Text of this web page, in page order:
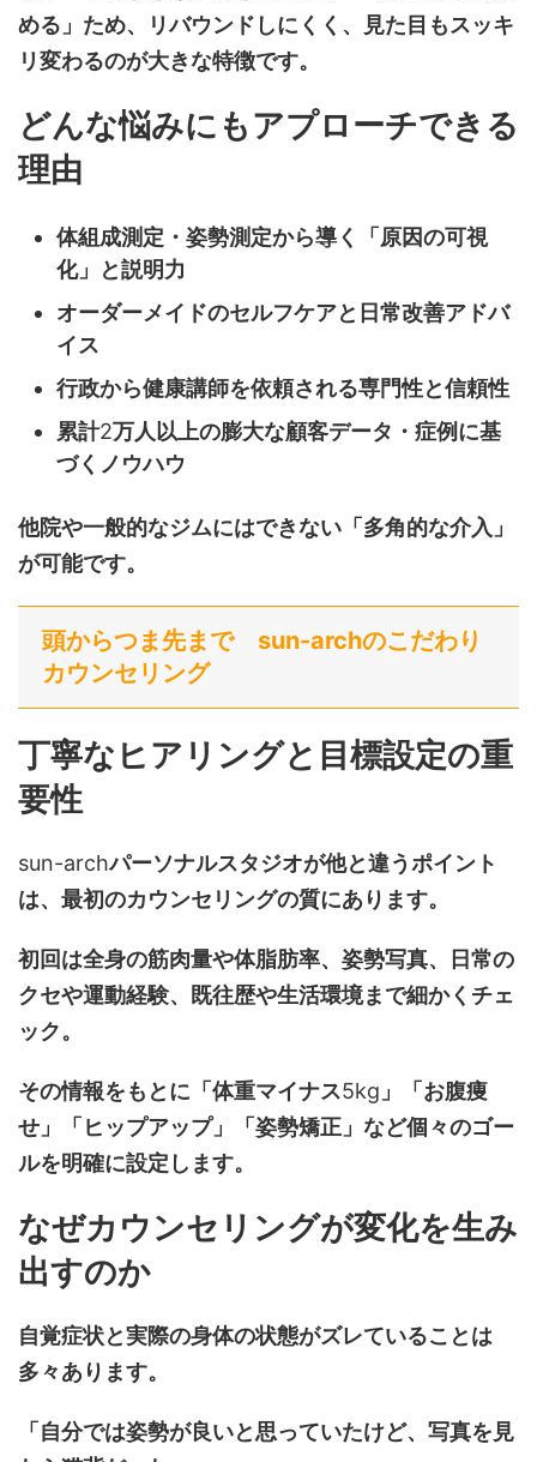
める」ため、リバウンドしにくく、見た目もスッキ
リ変わるのが大きな特徴です。
どんな悩みにもアプローチできる
理由
体組成測定・姿勢測定から導く「原因の可視
化」と説明力
オーダーメイドのセルフケアと日常改善アドバ
イス
行政から健康講師を依頼される専門性と信頼性
累計2万人以上の膨大な顧客データ・症例に基
づくノウハウ
他院や一般的なジムにはできない「多角的な介入」
が可能です。
頭からつま先まで sun-archのこだわり
カウンセリング
丁寧なヒアリングと目標設定の重
要性
sun-archパーソナルスタジオが他と違うポイント
は、最初のカウンセリングの質にあります。
初回は全身の筋肉量や体脂肪率、姿勢写真、日常の
クセや運動経験、既往歴や生活環境まで細かくチェ
ック。
その情報をもとに「体重マイナス5kg 」「お腹痩
せ」「ヒップアップ」「姿勢矯正」など個々のゴー
ルを明確に設定します。
なぜカウンセリングが変化を生み
出すのか
自覚症状と実際の身体の状態がズレていることは
多々あります。
「自分では姿勢が良いと思っていたけど、写真を見